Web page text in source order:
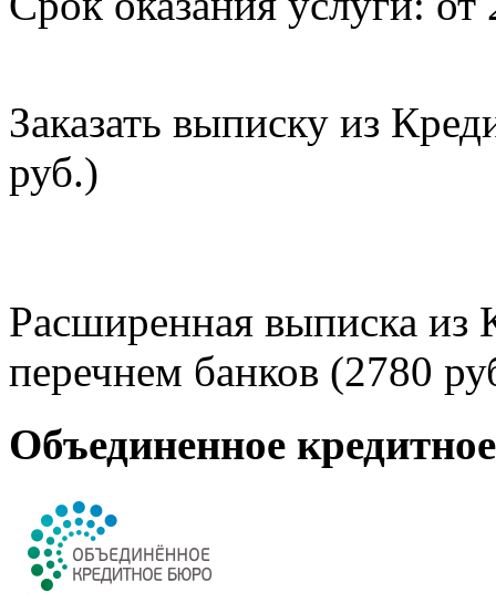
Заказать выписку из
руб.)
Расширенная выписка из
перечнем банков (2780
Объединенное